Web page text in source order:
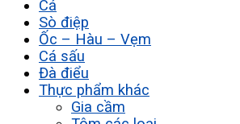
Cá
Sò điệp
Ốc – Hàu – Vẹm
Cá sấu
Đà điểu
Thực phẩm khác
Gia cầm